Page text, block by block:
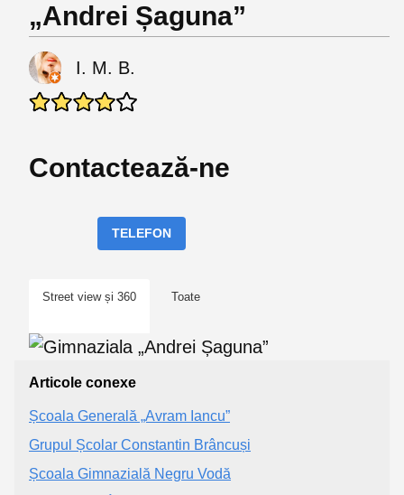
„Andrei Șaguna”
I. M. B.
Contactează-ne
TELEFON
Street view și 360 Toate
Articole conexe
Școala Generală „Avram Iancu”
Grupul Școlar Constantin Brâncuși
Școala Gimnazială Negru Vodă